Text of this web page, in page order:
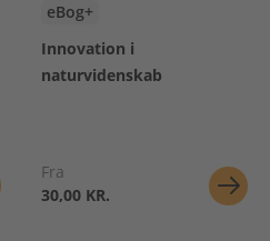
eBog+
Innovation i
naturvidenskab
Fra
30,00 KR.